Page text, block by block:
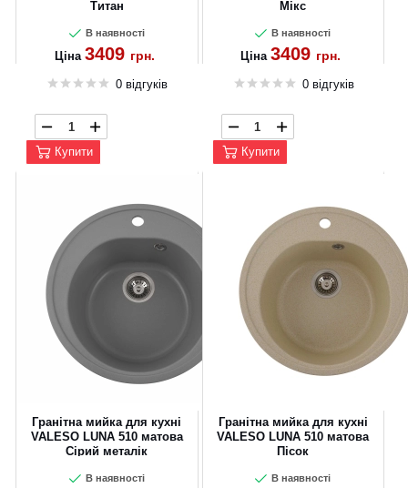
Титан
В наявності
Ціна 3409 грн.
0 відгуків
Купити
Мікс
В наявності
Ціна 3409 грн.
0 відгуків
Купити
Гранітна мийка для кухні
VALESO LUNA 510 матова
Сірий металік
В наявності
Гранітна мийка для кухні
VALESO LUNA 510 матова
Пісок
В наявності